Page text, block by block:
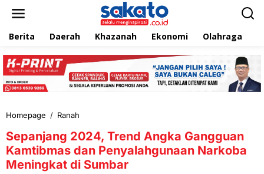
e
k
Berita Daerah Khazanah Ekonomi Olahraga
Homepage / Ranah
p
a
n
j
Sepanjang 2024, Trend Angka Gangguan
Kamtibmas dan Penyalahgunaan Narkoba
Meningkat di Sumbar